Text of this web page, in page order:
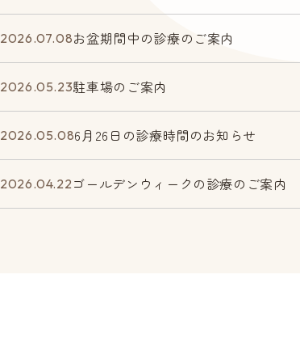
2026.07.08お盆期間中の診療のご案内
2026.05.23駐車場のご案内
2026.05.086月26日の診療時間のお知らせ
2026.04.22 ゴールデンウィークの診療のご案内